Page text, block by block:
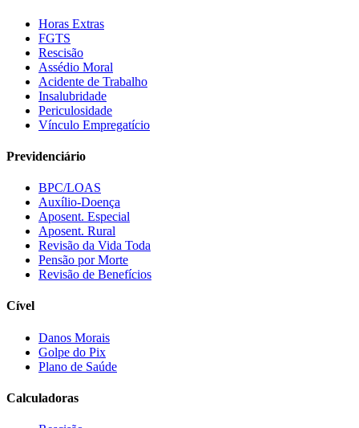
Horas Extras
FGTS
Rescisão
Assédio Moral
Acidente de Trabalho
Insalubridade
Periculosidade
Vínculo Empregatício
Previdenciário
BPC/LOAS
Auxílio-Doença
Aposent. Especial
Aposent. Rural
Revisão da Vida Toda
Pensão por Morte
Revisão de Benefícios
Cível
Danos Morais
Golpe do Pix
Plano de Saúde
Calculadoras